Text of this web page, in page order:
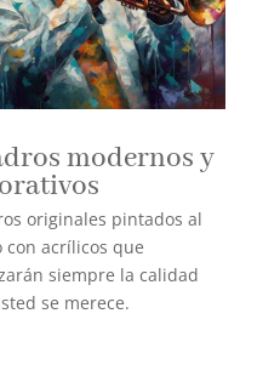
modernos y
originales pintados al
con acrílicos que
siempre la calidad
se merece.